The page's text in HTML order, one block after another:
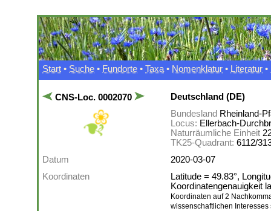
Start • Suche • Fundorte • Taxa • Nomenklatur • Literatur •
CNS-Loc. 0002070
Deutschland (DE)
Bundesland Rheinland-
Locus: Ellerbach-
Naturräumliche Einheit
TK25-Quadrant: 6112/
Datum
2020-03-07
Koordinaten
Latitude = 49.83°,
Koordinatengenauigkeit
Koordinaten auf 2
wissenschaftlichen